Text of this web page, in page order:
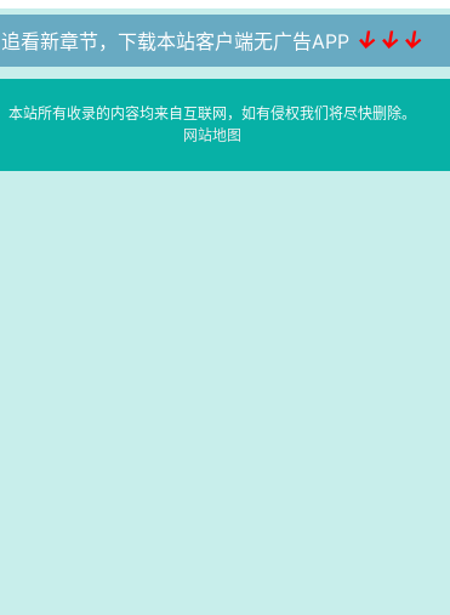
追看新章节，下载本站客户端无广告APP ↓↓↓
本站所有收录的内容均来自互联网，如有侵权我们将尽快删除。
网站地图